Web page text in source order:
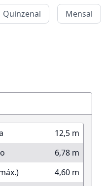
Quinzenal
Mensal
12,5 m
6,78 m
4,60 m